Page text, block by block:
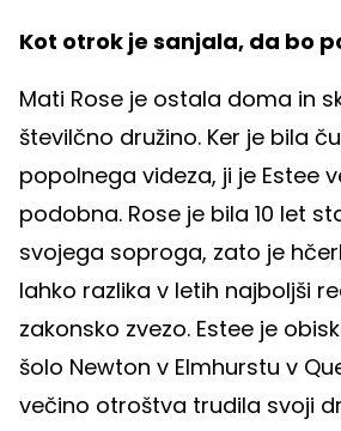
Kot otrok je sanjala, da bo
Mati Rose je ostala doma in
številčno družino. Ker je bila
popolnega videza, ji je Estee
podobna. Rose je bila 10 let
svojega soproga, zato je
lahko razlika v letih najboljši
zakonsko zvezo. Estee je
šolo Newton v Elmhurstu v
večino otroštva trudila svoji